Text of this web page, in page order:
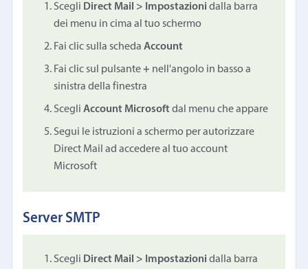
Scegli Direct Mail > Impostazioni dalla barra
dei menu in cima al tuo schermo
Fai clic sulla schedaAccount
Fai clic sul pulsante+ nell'angolo in basso a
sinistra della finestra
ScegliAccount Microsoftdal menu che appare
Segui le istruzioni a schermo per autorizzare
Direct Mail ad accedere al tuo account
Microsoft
Server SMTP
Scegli Direct Mail > Impostazioni dalla barra